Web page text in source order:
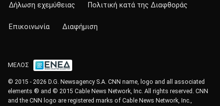
Δήλωση εχεμύθειας Πολιτική κατά της Διαφθοράς
Επικοινωνία Διαφήμιση
ΜΕΛΟΣ
© 2015 - 2026 D.G. Newsagency S.A. CNN name, logo and all associated
elements ® and © 2015 Cable News Network, Inc. All rights reserved. CNN
and the CNN logo are registered marks of Cable News Network, Inc.,